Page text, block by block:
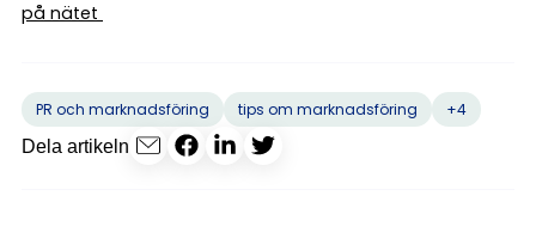
på nätet
PR och marknadsföring tips om marknadsföring
+4
Dela artikeln